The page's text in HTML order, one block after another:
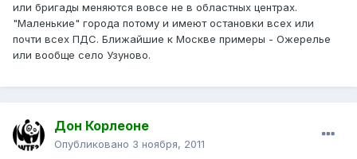
или бригады меняются вовсе не в областных центрах.
"Маленькие" города потому и имеют остановки всех или
почти всех ПДС. Ближайшие к Москве примеры - Ожерелье
или вообще село Узуново.
Дон Корлеоне
Опубликовано 3 ноября, 2011